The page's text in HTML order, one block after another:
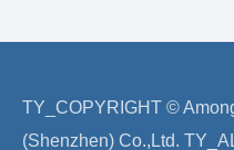
TY_COPYRIGHT ©
(Shenzhen) Co.,Ltd.